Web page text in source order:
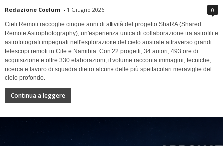
Redazione Coelum - 1 Giugno 2026 0
Cieli Remoti raccoglie cinque anni di attività del progetto ShaRA (Shared
Remote Astrophotography), un'esperienza unica di collaborazione tra astrofili e
astrofotografi impegnati nell'esplorazione del cielo australe attraverso grandi
telescopi remoti in Cile e Namibia. Con 22 progetti, 34 autori, 493 ore di
acquisizione e oltre 330 elaborazioni, il volume racconta immagini, tecniche,
ricerca e lavoro di squadra dietro alcune delle più spettacolari meraviglie del
cielo profondo.
Continua a leggere